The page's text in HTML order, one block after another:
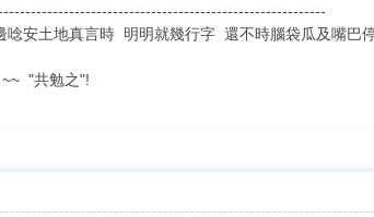
安土地真言時 明明就幾行字 還不時腦袋瓜及嘴巴
心 ~~ "共勉之"!